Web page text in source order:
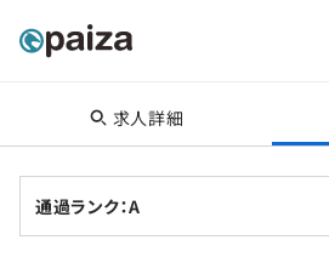
転職・キャリア
新卒就活
求人詳細
通過ランク：A